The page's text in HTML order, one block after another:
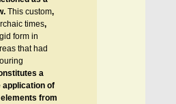
This custom,
times,
form in
that had
a
of
from